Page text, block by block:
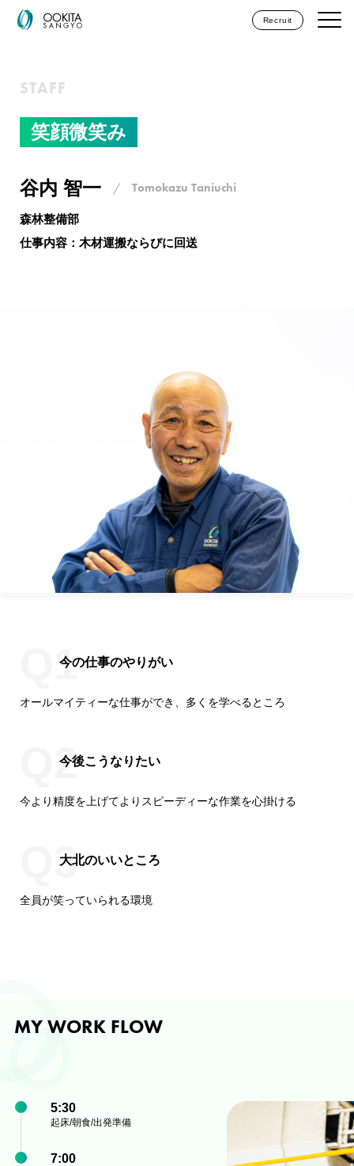
Recruit
STAFF
笑顔微笑み
谷内 智一 / Tomokazu Taniuchi
森林整備部
仕事内容： 木材運搬ならびに回送
今の仕事のやりがい
オールマイティーな仕事ができ、多くを学べるところ
今後こうなりたい
今より精度を上げてよりスピーディーな作業を心掛ける
大北のいいところ
全員が笑っていられる環境
MY WORK FLOW
5:30
起床/朝食/出発準備
7:00